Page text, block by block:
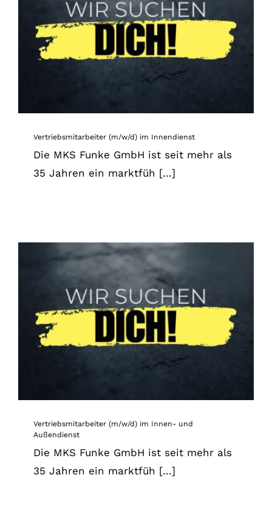
Vertriebsmitarbeiter (m/w/d) im Innendienst
News
Vertriebsmitarbeiter (m/w/d) im Innendienst
Die MKS Funke GmbH ist seit mehr als
35 Jahren ein marktfüh [...]
Vertriebsmitarbeiter (m/w/d) im Innen- und
Außendienst
News
Vertriebsmitarbeiter (m/w/d) im Innen- und
Außendienst
Die MKS Funke GmbH ist seit mehr als
35 Jahren ein marktfüh [...]